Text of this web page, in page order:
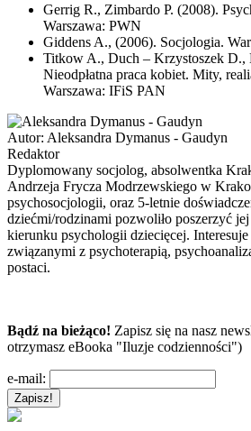
Gerrig R., Zimbardo P. (2008).
Warszawa: PWN
Giddens A., (2006). Socjologia.
Titkow A., Duch – Krzystoszek D.,
Nieodpłatna praca kobiet. Mity,
Warszawa: IFiS PAN
Autor: Aleksandra Dymanus - Gaudyn
Redaktor
Dyplomowany socjolog, absolwentka
Andrzeja Frycza Modrzewskiego w
psychosocjologii, oraz 5-letnie
dziećmi/rodzinami pozwoliło poszerzyć
kierunku psychologii dziecięcej. Interesuje
związanymi z psychoterapią,
postaci.
Bądź na bieżąco! Zapisz się na nasz
otrzymasz eBooka "Iluzje codzienności")
e-mail: